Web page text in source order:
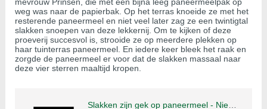
weg was naar de papierbak. Op het terras knoeide ze met het
resterende paneermeel en niet veel later zag ze een twintigtal
slakken snoepen van deze lekkernij. Om te kijken of deze
proeverij succesvol is, strooide ze op meerdere plekken op
haar tuinterras paneermeel. En iedere keer bleek het raak en
zorgde de paneermeel er voor dat de slakken massaal naar
deze vier sterren maaltijd kropen.